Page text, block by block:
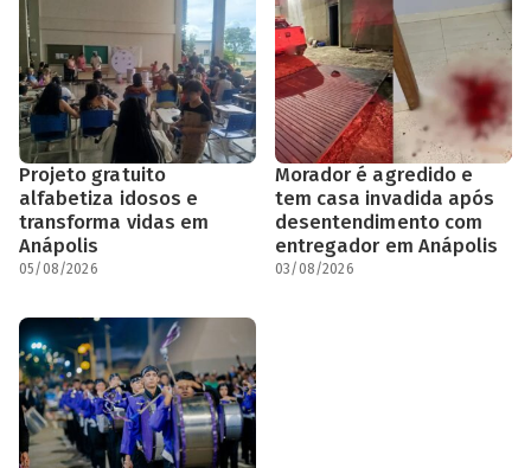
Projeto gratuito
alfabetiza idosos e
transforma vidas em
Anápolis
05/08/2026
Morador é agredido e
tem casa invadida após
desentendimento com
entregador em Anápolis
03/08/2026